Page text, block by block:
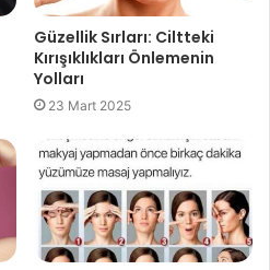
Güzellik Sırları: Ciltteki
Kırışıklıkları Önlemenin
Yolları
23 Mart 2025